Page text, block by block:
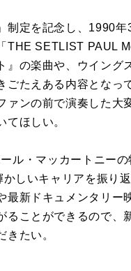
制定を記念し、1990
THE SETLIST PAUL
』の楽曲や、ウイング
ごたえある内容とな
ァンの前で演奏した
ほしい。
ル・マッカートニー
しいキャリアを振り
最新ドキュメンタリ
ることができるので
きたい。